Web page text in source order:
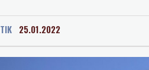
25.01.2022